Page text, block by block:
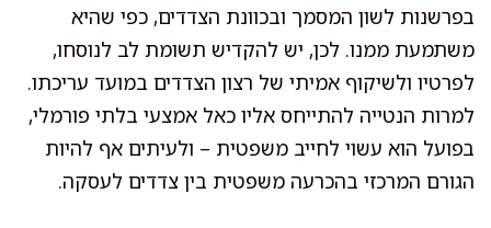
בפרשנות לשון המסמך ובכוונת הצדדים, כפי שהיא
משתמעת ממנו. לכן, יש להקדיש תשומת לב לנוסחו,
לפרטיו ולשיקוף אמיתי של רצון הצדדים במועד עריכתו.
למרות הנטייה להתייחס אליו כאל אמצעי בלתי פורמלי,
בפועל הוא עשוי לחייב משפטית – ולעיתים אף להיות
הגורם המרכזי בהכרעה משפטית בין צדדים לעסקה.